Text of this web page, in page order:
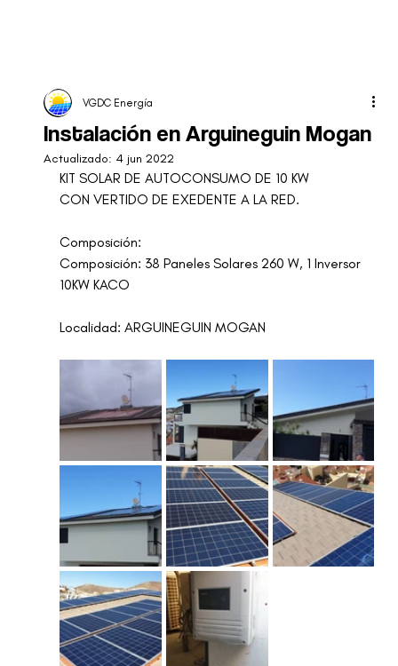
Instalación en Arguineguin Mogan
VGDC Energía
Actualizado: 4 jun 2022
KIT SOLAR DE AUTOCONSUMO DE 10 KW
CON VERTIDO DE EXEDENTE A LA RED.
Composición:
Composición: 38 Paneles Solares 260 W, 1 Inversor
10KW KACO
Localidad: ARGUINEGUIN MOGAN